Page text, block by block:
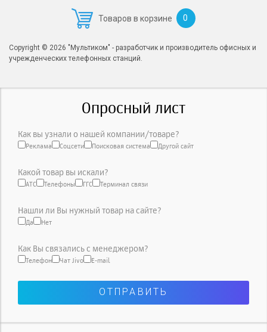
Товаров в корзине 0
Copyright © 2026 "Мультиком" - разработчик и производитель офисных и
учрежденческих телефонных станций.
Опросный лист
Как вы узнали о нашей компании/товаре?
Реклама Соцсети Поисковая система Другой сайт
Какой товар вы искали?
АТС Телефоны ГГС Терминал связи
Нашли ли Вы нужный товар на сайте?
Да Нет
Как Вы связались с менеджером?
Телефон Чат Jivo E-mail